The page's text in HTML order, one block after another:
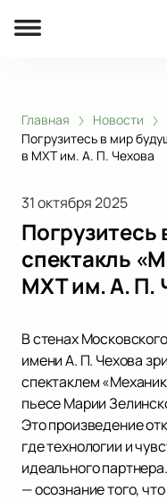
Главная
Новости
Погрузитесь в мир
в МХТ им. А. П. Чехова
31 октября 2025
Погрузитесь
спектакль
МХТ им. А. П.
В стенах
имени А. П. Чехова
спектаклем
пьесе Марии
Это произведение
где технологии и
идеального
— осознание того,